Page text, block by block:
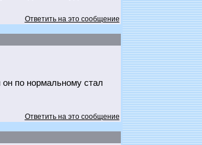
Ответить на это сообщение
по нормальному стал
Ответить на это сообщение